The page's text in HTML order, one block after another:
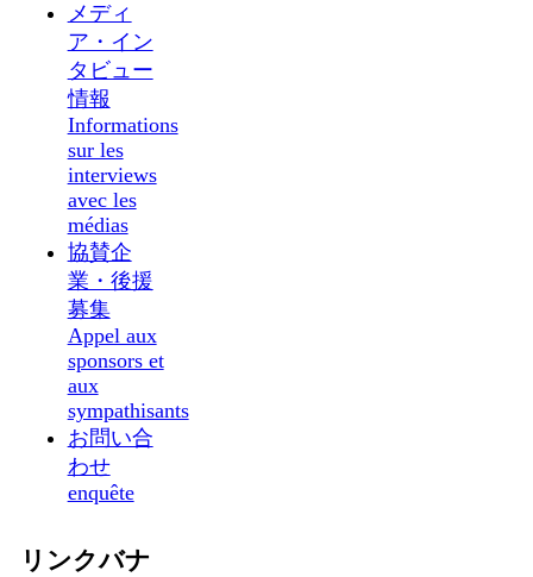
メディ
ア・イン
タビュー
情報
Informations
sur les
interviews
avec les
médias
協賛企
業・後援
募集
Appel aux
sponsors et
aux
sympathisants
お問い合
わせ
enquête
リンクバナ